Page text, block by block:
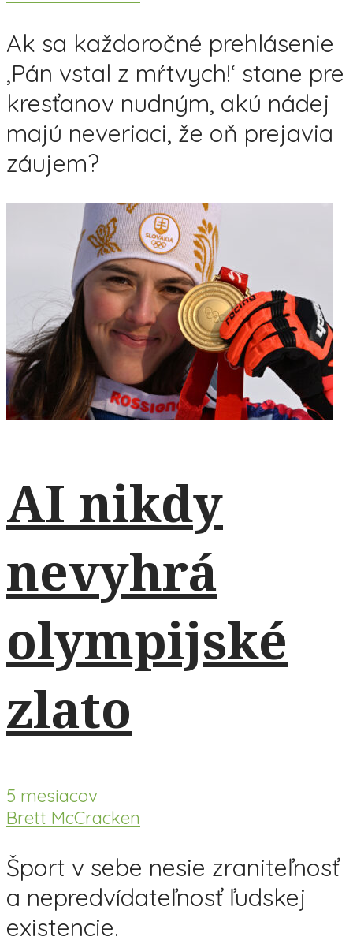
Ak sa každoročné prehlásenie
‚Pán vstal z mŕtvych!‘ stane pre
kresťanov nudným, akú nádej
majú neveriaci, že oň prejavia
záujem?
AI nikdy
nevyhrá
olympijské
zlato
5 mesiacov
Brett McCracken
Šport v sebe nesie zraniteľnosť
a nepredvídateľnosť ľudskej
existencie.